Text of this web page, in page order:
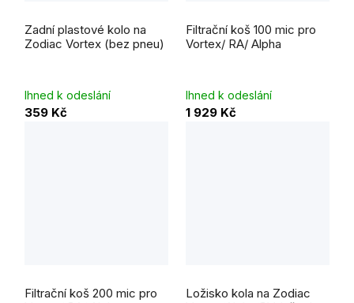
Zadní plastové kolo na
Zodiac Vortex (bez pneu)
Ihned k odeslání
359 Kč
Filtrační koš 100 mic pro
Vortex/ RA/ Alpha
Ihned k odeslání
1 929 Kč
Filtrační koš 200 mic pro
Ložisko kola na Zodiac